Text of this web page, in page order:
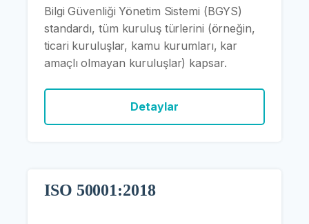
Bilgi Güvenliği Yönetim Sistemi (BGYS)
standardı, tüm kuruluş türlerini (örneğin,
ticari kuruluşlar, kamu kurumları, kar
amaçlı olmayan kuruluşlar) kapsar.
Detaylar
ISO 50001:2018